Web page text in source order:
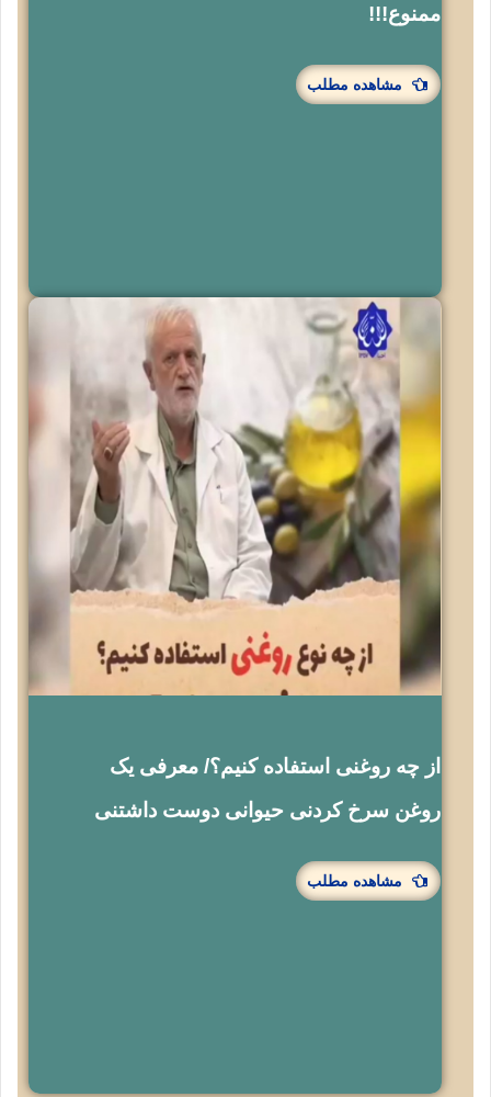
ممنوع!!!
مشاهده مطلب
از چه روغنی استفاده کنیم؟/ معرفی یک
روغن سرخ کردنی حیوانی دوست داشتنی
مشاهده مطلب